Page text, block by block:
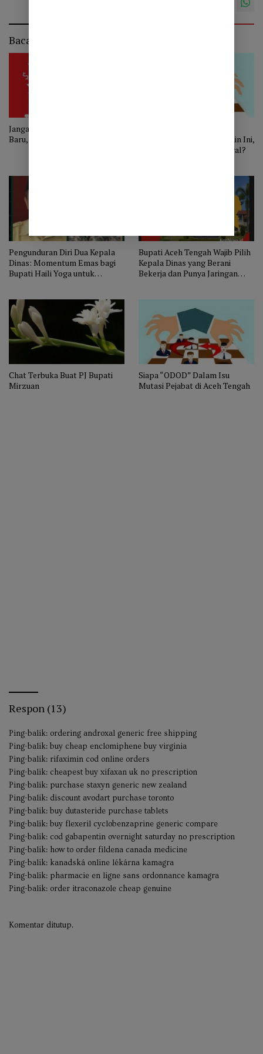
13
Baca Juga
Jangan Jadi Calon Koruptor
Baru, Pak Kadis!
Lakukan Mutasi Besar Senin Ini,
Surat Tugas Jadi Sinyal Awal?
Pengunduran Diri Dua Kepala
Dinas: Momentum Emas bagi
Bupati Haili Yoga untuk
Bupati Aceh Tengah Wajib Pilih
Kepala Dinas yang Berani
Bekerja dan Punya Jaringan
Chat Terbuka Buat PJ Bupati
Mirzuan
Siapa “ODOD” Dalam Isu
Mutasi Pejabat di Aceh Tengah
Respon (13)
Ping-balik: ordering androxal generic free shipping
Ping-balik: buy cheap enclomiphene buy virginia
Ping-balik: rifaximin cod online orders
Ping-balik: cheapest buy xifaxan uk no prescription
Ping-balik: purchase staxyn generic new zealand
Ping-balik: discount avodart purchase toronto
Ping-balik: buy dutasteride purchase tablets
Ping-balik: buy flexeril cyclobenzaprine generic compare
Ping-balik: cod gabapentin overnight saturday no prescription
Ping-balik: how to order fildena canada medicine
Ping-balik: kanadská online lékárna kamagra
Ping-balik: pharmacie en ligne sans ordonnance kamagra
Ping-balik: order itraconazole cheap genuine
Komentar ditutup.